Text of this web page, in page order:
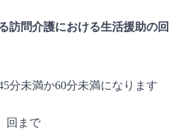
訪問介護における生活援助の回
分未満か60分未満になります
まで